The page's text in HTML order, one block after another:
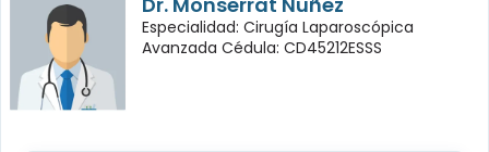
Especialidad: Cirugía Laparoscópica
Avanzada Cédula: CD45212ESSS